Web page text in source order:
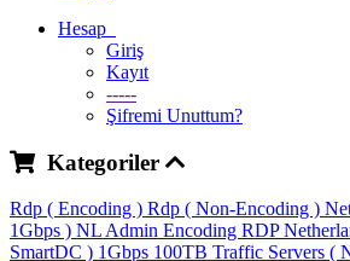
Hesap
Giriş
Kayıt
-----
Şifremi Unuttum?
Kategoriler
Rdp ( Encoding ) Rdp ( Non-Encoding )
1Gbps ) NL Admin Encoding RDP
SmartDC ) 1Gbps 100TB Traffic Servers (